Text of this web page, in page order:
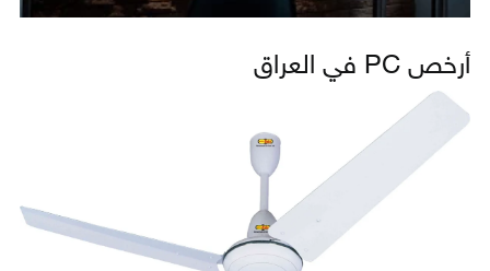
أرخص PC في العراق